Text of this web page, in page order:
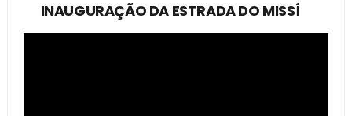
INAUGURAÇÃO DA ESTRADA DO MISSÍ